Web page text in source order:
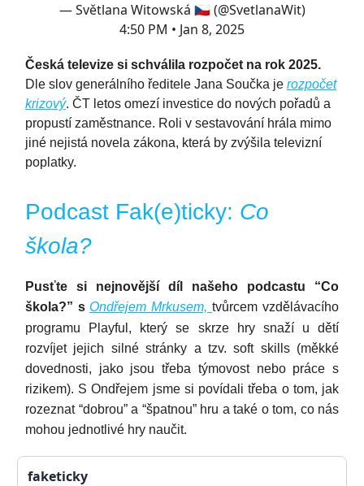
— Světlana Witowská 🇨🇿 (@SvetlanaWit)
4:50 PM • Jan 8, 2025
Česká televize si schválila rozpočet na rok 2025.
Dle slov generálního ředitele Jana Součka je rozpočet
krizový. ČT letos omezí investice do nových pořadů a
propustí zaměstnance. Roli v sestavování hrála mimo
jiné nejistá novela zákona, která by zvýšila televizní
poplatky.
Podcast Fak(e)ticky: Co
škola?
Pusťte si nejnovější díl našeho podcastu “Co
škola?” s Ondřejem Mrkusem, tvůrcem vzdělávacího
programu Playful, který se skrze hry snaží u dětí
rozvíjet jejich silné stránky a tzv. soft skills (měkké
dovednosti, jako jsou třeba týmovost nebo práce s
rizikem). S Ondřejem jsme si povídali třeba o tom, jak
rozeznat “dobrou” a “špatnou” hru a také o tom, co nás
mohou jednotlivé hry naučit.
faketicky